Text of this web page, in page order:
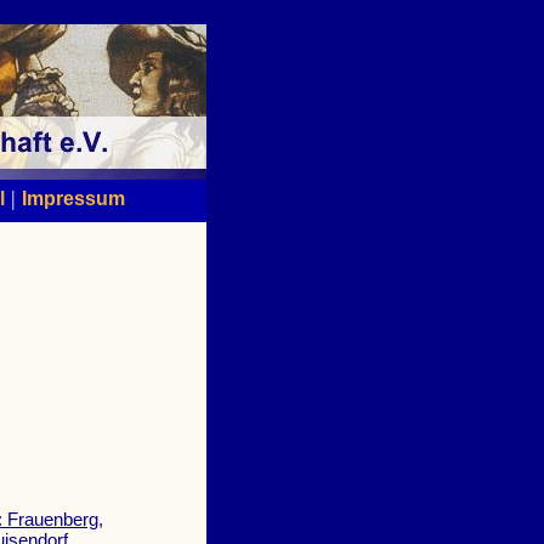
| Impressum
Frauenberg,